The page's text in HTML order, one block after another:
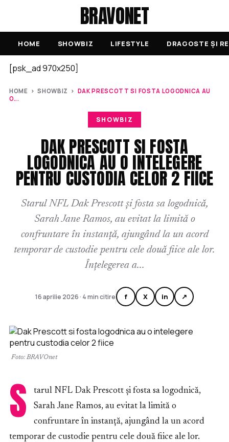
BRAVONET
HOME SHOWBIZ LIFESTYLE DRAGOSTE ȘI
[psk_ad 970x250]
HOME ›SHOWBIZ › DAK PRESCOTT SI FOSTA LOGODNICA AU
O...
SHOWBIZ
DAK PRESCOTT SI FOSTA
LOGODNICA AU O INTELEGERE
PENTRU CUSTODIA CELOR 2 FIICE
Starul NFL Dak Prescott și fosta sa logodnică,
Sarah Jane Ramos, au evitat la limită o
confruntare în instanță, ajungând la un acord
temporar de custodie pentru cele două fiice ale lor.
Înțelegerea a...
16 aprilie 2026 · 4 min citire f X in ↗
Foto: BRAVOnet
S
tarul NFL Dak Prescott și fosta sa logodnică,
Sarah Jane Ramos, au evitat la limită o
confruntare în instanță, ajungând la un acord
temporar de custodie pentru cele două fiice ale lor.